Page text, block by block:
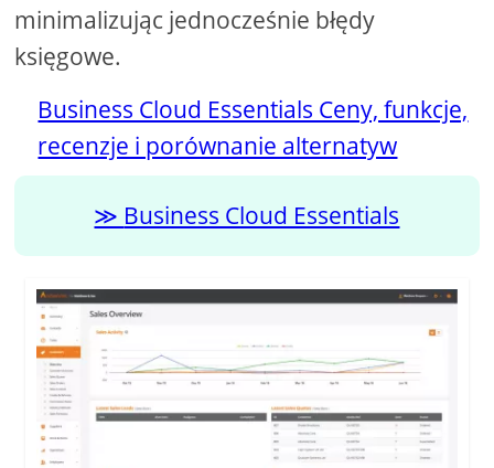
minimalizując jednocześnie błędy
księgowe.
Business Cloud Essentials Ceny, funkcje,
recenzje i porównanie alternatyw
Business Cloud Essentials